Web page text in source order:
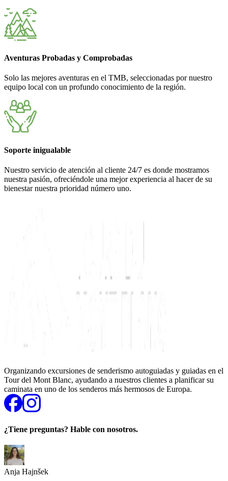
Aventuras Probadas y Comprobadas
Solo las mejores aventuras en el TMB, seleccionadas por nuestro
equipo local con un profundo conocimiento de la región.
Soporte inigualable
Nuestro servicio de atención al cliente 24/7 es donde mostramos
nuestra pasión, ofreciéndole una mejor experiencia al hacer de su
bienestar nuestra prioridad número uno.
Organizando excursiones de senderismo autoguiadas y guiadas en el
Tour del Mont Blanc, ayudando a nuestros clientes a planificar su
caminata en uno de los senderos más hermosos de Europa.
¿Tiene preguntas? Hable con nosotros.
Anja Hajnšek